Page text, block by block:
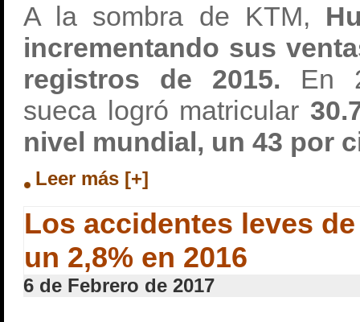
A la sombra de KTM,
incrementando sus
registros de 2015. En
sueca logró matricular
nivel mundial, un 43 por
Leer más [+]
Los accidentes leves
un 2,8% en 2016
6 de Febrero de 2017